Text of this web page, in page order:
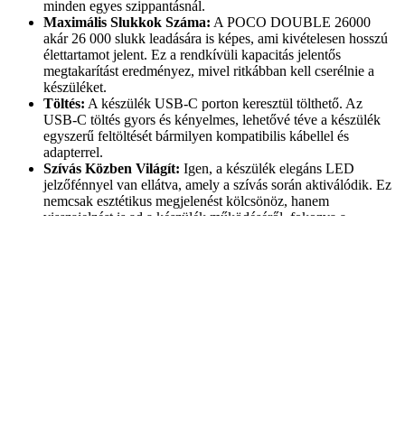
minden egyes szippantásnál.
Maximális Slukkok Száma: A POCO DOUBLE 26000
akár 26 000 slukk leadására is képes, ami kivételesen hosszú
élettartamot jelent. Ez a rendkívüli kapacitás jelentős
megtakarítást eredményez, mivel ritkábban kell cserélnie a
készüléket.
Töltés: A készülék USB-C porton keresztül tölthető. Az
USB-C töltés gyors és kényelmes, lehetővé téve a készülék
egyszerű feltöltését bármilyen kompatibilis kábellel és
adapterrel.
Szívás Közben Világít: Igen, a készülék elegáns LED
jelzőfénnyel van ellátva, amely a szívás során aktiválódik. Ez
nemcsak esztétikus megjelenést kölcsönöz, hanem
visszajelzést is ad a készülék működéséről, fokozva a